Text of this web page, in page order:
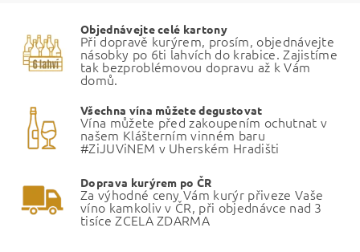
Objednávejte celé kartony
Při dopravě kurýrem, prosím, objednávejte
násobky po 6ti lahvích do krabice. Zajistíme
tak bezproblémovou dopravu až k Vám
domů.
Všechna vína můžete degustovat
Vína můžete před zakoupením ochutnat v
našem Klášterním vinném baru
#ZiJUViNEM v Uherském Hradišti
Doprava kurýrem po ČR
Za výhodné ceny Vám kurýr přiveze Vaše
víno kamkoliv v ČR, při objednávce nad 3
tisíce ZCELA ZDARMA